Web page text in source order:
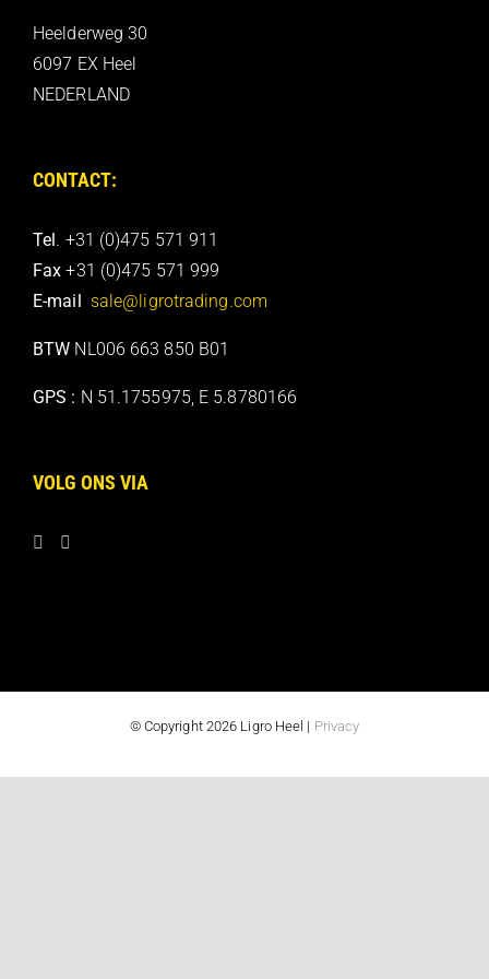
Heelderweg 30
6097 EX Heel
NEDERLAND
CONTACT:
Tel. +31 (0)475 571 911
Fax+31 (0)475 571 999
E-mail sale@ligrotrading.com
BTW NL006 663 850 B01
GPS : N 51.1755975, E 5.8780166
VOLG ONS VIA
© Copyright 2026 Ligro Heel | Privacy